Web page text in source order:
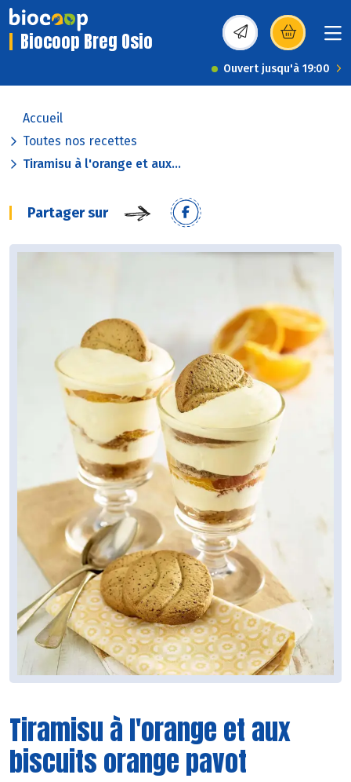
Biocoop Breg Osio (s’ouvre dans une
Ouvert jusqu'à 19:00
Accueil
Toutes nos recettes
Tiramisu à l'orange et aux...
Partager sur
Tiramisu à l'orange et aux
biscuits orange pavot